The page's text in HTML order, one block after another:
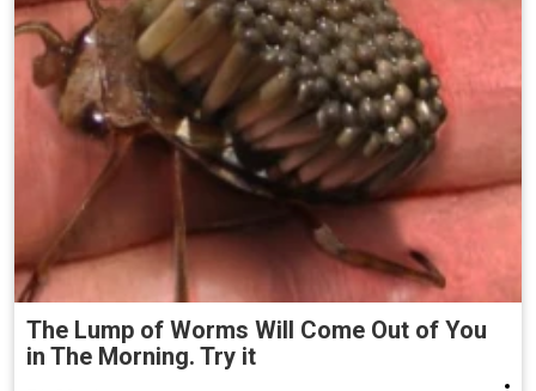
The Lump of Worms Will Come Out of You
in The Morning. Try it